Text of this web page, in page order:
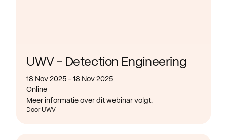
UWV - Detection Engineering
18 Nov 2025 - 18 Nov 2025
Online
Meer informatie over dit webinar volgt.
Door UWV